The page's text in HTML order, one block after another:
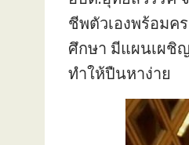
ชีพตัวเองพร้อมค
ศึกษา มีแผนเผชิ
ทำให้ปืนหาง่าย